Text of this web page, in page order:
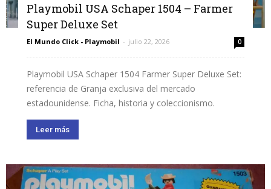
Playmobil USA Schaper 1504 – Farmer
Super Deluxe Set
El Mundo Click - Playmobil - julio 22, 2026 0
Playmobil USA Schaper 1504 Farmer Super Deluxe Set:
referencia de Granja exclusiva del mercado
estadounidense. Ficha, historia y coleccionismo.
Leer más